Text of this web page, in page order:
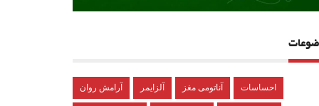
آرامش روان آلزایمر آناتومی مغز احساسات